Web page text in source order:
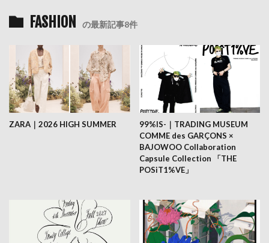
FASHION の最新記事8件
ZARA｜2026 HIGH SUMMER
99%IS-｜TRADING MUSEUM
COMME des GARÇONS ×
BAJOWOO Collaboration
Capsule Collection 「THE
POSiT1%VE」